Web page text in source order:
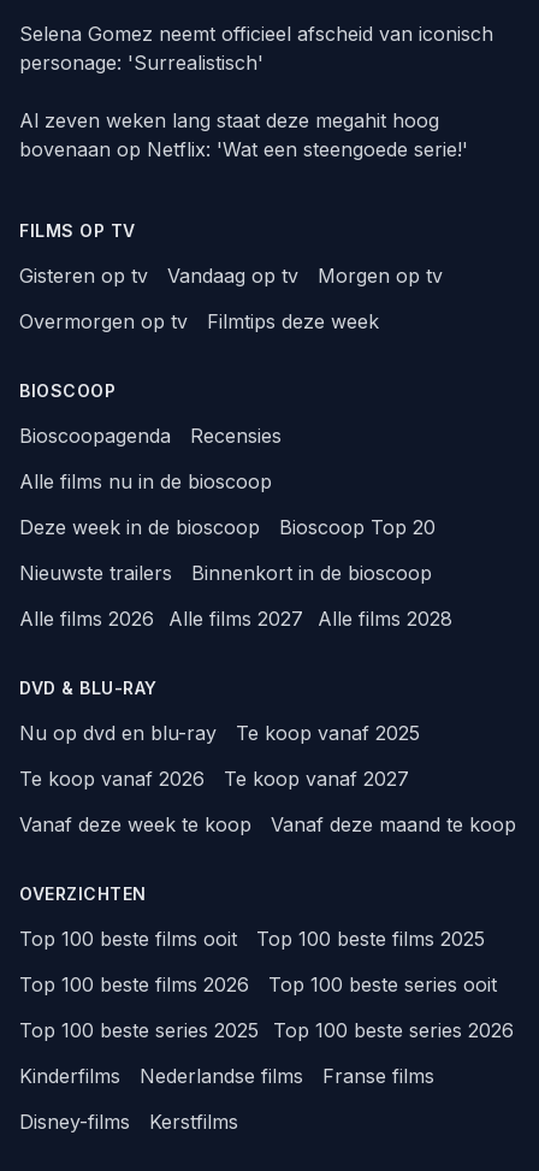
Selena Gomez neemt officieel afscheid van iconisch
personage: 'Surrealistisch'
Al zeven weken lang staat deze megahit hoog
bovenaan op Netflix: 'Wat een steengoede serie!'
FILMS OP TV
Gisteren op tv Vandaag op tv
Morgen op tv
Overmorgen op tv
Filmtips deze week
BIOSCOOP
Bioscoopagenda
Recensies
Alle films nu in de bioscoop
Deze week in de bioscoop
Bioscoop Top 20
Nieuwste trailers
Binnenkort in de bioscoop
Alle films 2026
Alle films 2027 Alle films 2028
DVD & BLU-RAY
Nu op dvd en blu-ray
Te koop vanaf 2025
Te koop vanaf 2026
Te koop vanaf 2027
Vanaf deze week te koop
Vanaf deze maand te koop
OVERZICHTEN
Top 100 beste films ooit
Top 100 beste films 2025
Top 100 beste films 2026
Top 100 beste series ooit
Top 100 beste series 2025
Top 100 beste series 2026
Kinderfilms
Nederlandse films
Franse films
Disney-films
Kerstfilms